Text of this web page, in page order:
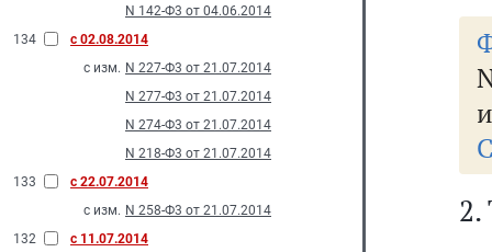
N 142-Ф3 от 04.06.2014
134
с 02.08.2014
с изм. N 227-Ф3 от 21.07.2014
N 277-Ф3 от 21.07.2014
N 274-Ф3 от 21.07.2014
N 218-Ф3 от 21.07.2014
133
с 22.07.2014
с изм. N 258-Ф3 от 21.07.2014
132
с 11.07.2014
2.